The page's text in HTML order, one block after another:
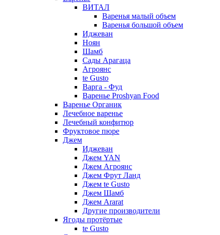
ВИТАЛ
Варенья малый объем
Варенья большой объем
Иджеван
Ноян
Шамб
Сады Арагаца
Агроянс
te Gusto
Варга - Фуд
Варенье Proshyan Food
Варенье Органик
Лечебное варенье
Лечебный конфитюр
Фруктовое пюре
Джем
Иджеван
Джем YAN
Джем Агроянс
Джем Фрут Ланд
Джем te Gusto
Джем Шамб
Джем Ararat
Другие производители
Ягоды протёртые
te Gusto